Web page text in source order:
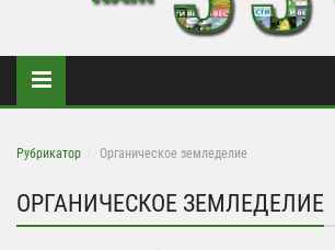
Рубрикатор Органическое земледелие
ОРГАНИЧЕСКОЕ ЗЕМЛЕДЕЛИЕ